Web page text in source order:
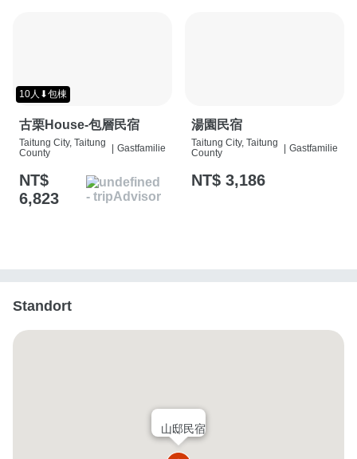
10人⬇包棟
古栗House-包層民宿
Taitung City, Taitung
County
| Gastfamilie
NT$
6,823
湯園民宿
Taitung City, Taitung
County
| Gastfamilie
NT$ 3,186
Standort
山邸民宿